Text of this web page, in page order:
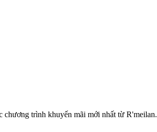
chương trình khuyến mãi mới nhất từ R'meilan.